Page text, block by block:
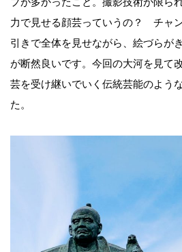
力で見せる顔芸っていうの？ チャ
引きで全体を見せながら、絵づらが
が断然良いです。今回の大河を見て
芸を受け継いでいく伝統芸能のよう
た。